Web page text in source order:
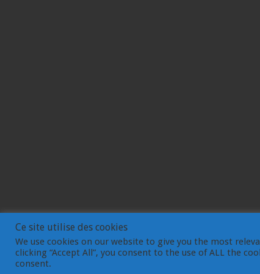
© Gemdev 2003-2023
Ce site utilise des cookies
We use cookies on our website to give you the most
clicking “Accept All”, you consent to the use of ALL the
consent.